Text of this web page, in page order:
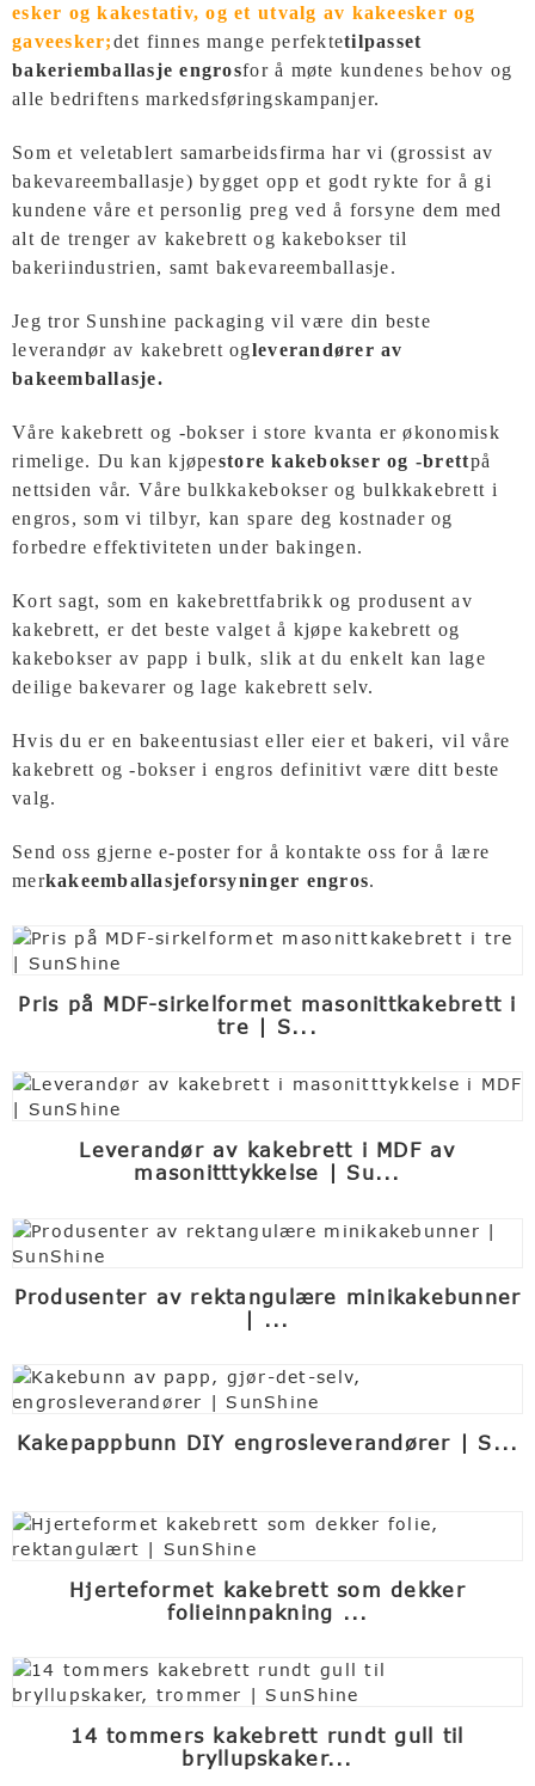
esker og kakestativ, og et utvalg av kakeesker og
gaveesker;det finnes mange perfektetilpasset
bakeriemballasje engrosfor å møte kundenes behov og
alle bedriftens markedsføringskampanjer.
Som et veletablert samarbeidsfirma har vi (grossist av
bakevareemballasje) bygget opp et godt rykte for å gi
kundene våre et personlig preg ved å forsyne dem med
alt de trenger av kakebrett og kakebokser til
bakeriindustrien, samt bakevareemballasje.
Jeg tror Sunshine packaging vil være din beste
leverandør av kakebrett ogleverandører av
bakeemballasje.
Våre kakebrett og -bokser i store kvanta er økonomisk
rimelige. Du kan kjøpestore kakebokser og -brettpå
nettsiden vår. Våre bulkkakebokser og bulkkakebrett i
engros, som vi tilbyr, kan spare deg kostnader og
forbedre effektiviteten under bakingen.
Kort sagt, som en kakebrettfabrikk og produsent av
kakebrett, er det beste valget å kjøpe kakebrett og
kakebokser av papp i bulk, slik at du enkelt kan lage
deilige bakevarer og lage kakebrett selv.
Hvis du er en bakeentusiast eller eier et bakeri, vil våre
kakebrett og -bokser i engros definitivt være ditt beste
valg.
Send oss ​​gjerne e-poster for å kontakte oss for å lære
merkakeemballasjeforsyninger engros.
Pris på MDF-sirkelformet masonittkakebrett i
tre | S...
Leverandør av kakebrett i MDF av
masonitttykkelse | Su...
Produsenter av rektangulære minikakebunner
| ...
Kakepappbunn DIY engrosleverandører | S...
Hjerteformet kakebrett som dekker
folieinnpakning ...
14 tommers kakebrett rundt gull til
bryllupskaker...